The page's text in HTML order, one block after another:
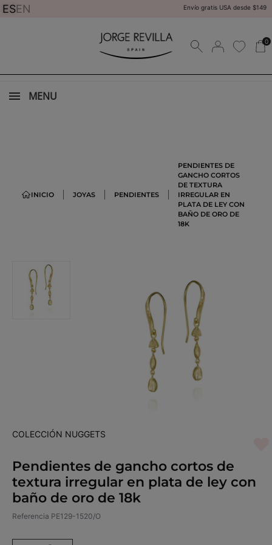
ESEN Envío gratis USA desde $149
0
MENU
INICIO JOYAS PENDIENTES
PENDIENTES DE
GANCHO CORTOS
DE TEXTURA
IRREGULAR EN
PLATA DE LEY CON
BAÑO DE ORO DE
18K
COLECCIÓN NUGGETS
Pendientes de gancho cortos de
textura irregular en plata de ley con
baño de oro de 18k
Referencia PE129-1520/O